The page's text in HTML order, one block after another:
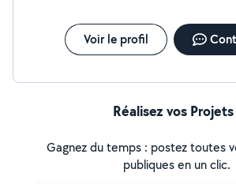
Voir le profil
Réalisez vos Projets
Gagnez du temps : postez toutes
publiques en un clic.